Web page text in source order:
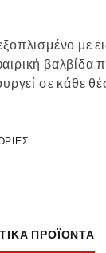
με
βαλβίδα
σε κάθε
ΠΡΟΪΌΝΤΑ